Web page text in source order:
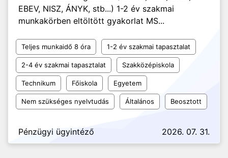
EBEV, NISZ, ÁNYK, stb...) 1-2 év szakmai
munkakörben eltöltött gyakorlat MS...
Teljes munkaidő 8 óra 1-2 év szakmai tapasztalat
2-4 év szakmai tapasztalat Szakközépiskola
Technikum Főiskola Egyetem
Nem szükséges nyelvtudás Általános Beosztott
Pénzügyi ügyintéző 2026. 07. 31.